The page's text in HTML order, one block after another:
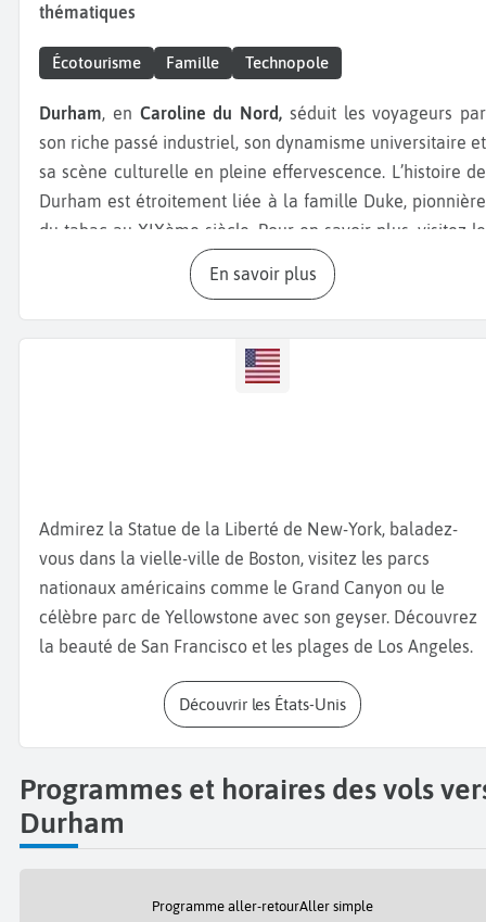
thématiques
Écotourisme Famille Technopole
Durham, en Caroline du Nord, séduit les voyageurs par
son riche passé industriel, son dynamisme universitaire et
sa scène culturelle en pleine effervescence. L’histoire de
Durham est étroitement liée à la famille Duke, pionnière
du tabac au XIXème siècle. Pour en savoir plus, visitez le
Duke Homestead State Historic Site
transformée en musée, où sont exposés les outils, les
séchoirs et les premières machines de production de
tabac. La famille Duke est également à l’origine de la
Université Duke, fondée en 1838, aujourd’hui
contemporaines et des collections africaines et latino-
américaines. L’université emploie plus de 35 000
personnes, ce qui en fait le moteur économique de la
ville. Durham propose plus de 40 000 événements par an.
LeDurham Performing Arts Center(DPAC) est l’un des
musicales de Broadway, ballets et concerts
destination de choix. Grâce à sa diversité culturelle, on y
trouve des
En savoir plus
Admirez la Statue de la Liberté de New-York, baladez-
vous dans la vielle-ville de Boston, visitez les parcs
nationaux américains comme le Grand Canyon ou le
célèbre parc de Yellowstone avec son geyser. Découvrez
la beauté de San Francisco et les plages de Los Angeles.
Découvrir les États-Unis
Programmes et horaires des vols
Durham
Programme aller-retourAller simple